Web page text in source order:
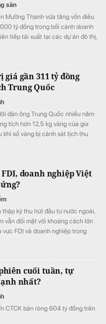
sản
Mường Thanh vừa tăng vốn điều
tỷ đồng trong bối cảnh doanh
tiếp tái xuất tại các dự án đô thị,
gần 311 tỷ đồng
Trung Quốc
đàn ông Trung Quốc nhiều năm
tích hơn 12,5 kg vàng của gia
khi số vàng bị cảnh sát tịch thu
doanh nghiệp Việt
thập kỷ thu hút đầu tư nước ngoài,
vẫn đối mặt với khoảng cách lớn
vực FDI và doanh nghiệp trong
năng lực hấp thụ và thúc đẩy liên
khu vực.
cuối tuần, tự
nhất?
CTCK bán ròng 604 tỷ đồng trên